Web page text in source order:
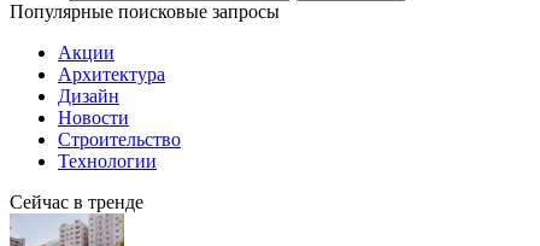
Популярные поисковые запросы
Акции
Архитектура
Дизайн
Новости
Строительство
Технологии
Сейчас в тренде